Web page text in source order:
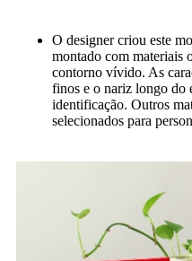
O designer criou este
montado com materiais
contorno vívido. As
finos e o nariz longo do
identificação. Outros
selecionados para